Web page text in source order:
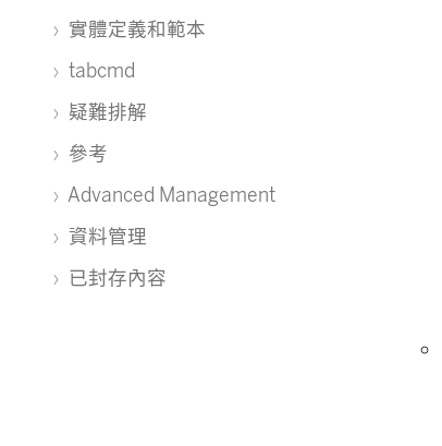
實體定義和範本
tabcmd
疑難排解
參考
Advanced Management
資料管理
已封存內容